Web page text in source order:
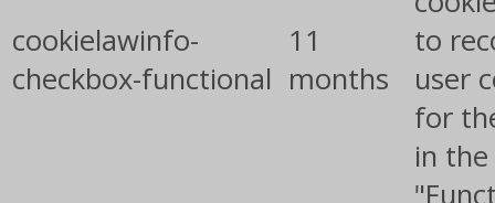
cookielawinfo-
checkbox-functional
11
months
to
user
for
in